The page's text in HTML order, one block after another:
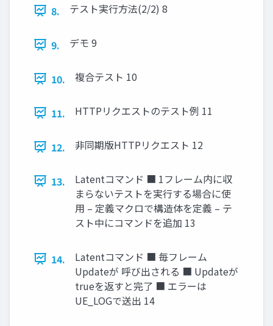
8. テスト実行方法(2/2) 8
9. デモ 9
10. 複合テスト 10
11. HTTPリクエストのテスト例 11
12. 非同期版HTTPリクエスト 12
13.
Latentコマンド ■ 1フレーム内に収
まらないテストを実行する場合に使
用 – 定義マクロで構造体を定義 – テ
スト中にコマンドを追加 13
14.
Latentコマンド ■ 毎フレーム
Updateが 呼び出される ■ Updateが
trueを返すと完了 ■ エラーは
UE_LOGで送出 14